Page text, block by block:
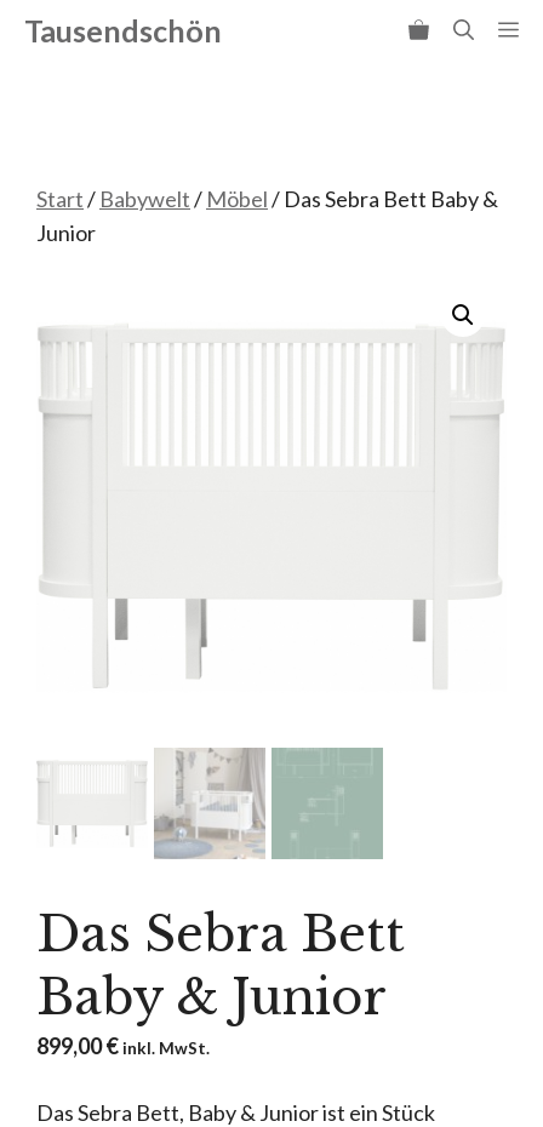
Zum
Inhalt
Tausendschön
Start/ Babywelt/ Möbel/ Das Sebra Bett Baby &
Junior
Das Sebra Bett
Baby & Junior
899,00€ inkl. MwSt.
Das Sebra Bett, Baby & Junior ist ein Stück